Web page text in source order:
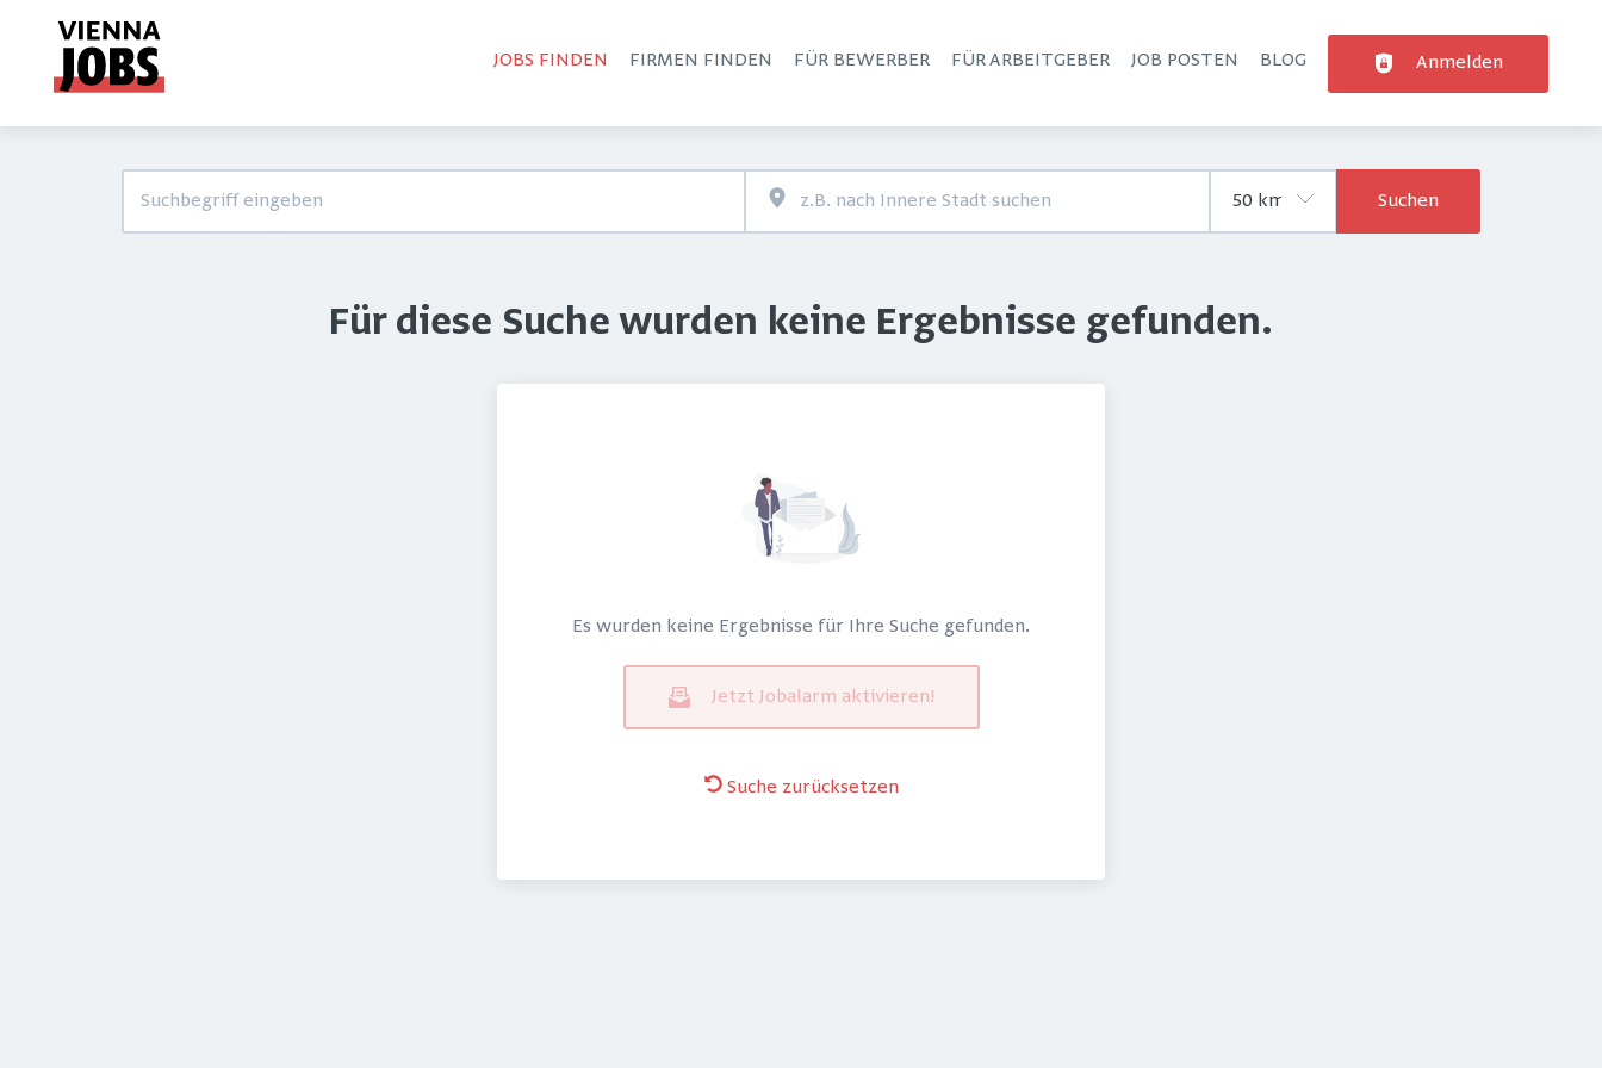
JOBS FINDEN FIRMEN FINDEN FÜR BEWERBER FÜR ARBEITGEBER JOB POSTEN BLOG Anmelden
Suchen
Für diese Suche wurden keine Ergebnisse gefunden.
Es wurden keine Ergebnisse für Ihre Suche gefunden.
Jetzt Jobalarm aktivieren!
Suche zurücksetzen